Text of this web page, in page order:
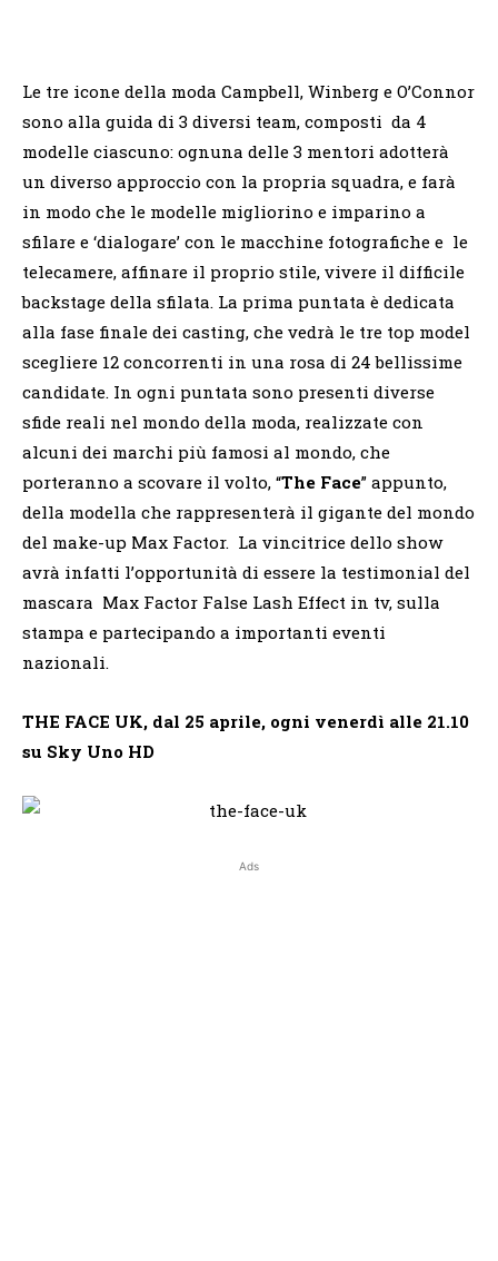
Le tre icone della moda Campbell, Winberg e O’Connor
sono alla guida di 3 diversi team, composti da 4
modelle ciascuno: ognuna delle 3 mentori adotterà
un diverso approccio con la propria squadra, e farà
in modo che le modelle migliorino e imparino a
sfilare e ‘dialogare’ con le macchine fotografiche e le
telecamere, affinare il proprio stile, vivere il difficile
backstage della sfilata. La prima puntata è dedicata
alla fase finale dei casting, che vedrà le tre top model
scegliere 12 concorrenti in una rosa di 24 bellissime
candidate. In ogni puntata sono presenti diverse
sfide reali nel mondo della moda, realizzate con
alcuni dei marchi più famosi al mondo, che
porteranno a scovare il volto, “The Face” appunto,
della modella che rappresenterà il gigante del mondo
del make-up Max Factor. La vincitrice dello show
avrà infatti l’opportunità di essere la testimonial del
mascara Max Factor False Lash Effect in tv, sulla
stampa e partecipando a importanti eventi
nazionali.
THE FACE UK, dal 25 aprile, ogni venerdì alle 21.10
su Sky Uno HD
Ads